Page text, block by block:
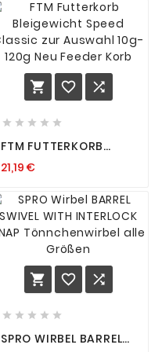
  
    
FTM FUTTERKORB
CLASSIC ZUR
NEU FEEDER KORB
21,19 €
  
    
SPRO WIRBEL BARREL